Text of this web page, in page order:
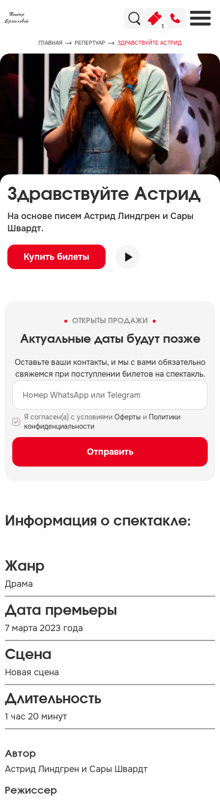
1
ГЛАВНАЯ РЕПЕРТУАР ЗДРАВСТВУЙТЕ АСТРИД
Здравствуйте Астрид
На основе писем Астрид Линдгрен и Сары
Швардт.
Купить билеты
ОТКРЫТЫ ПРОДАЖИ
Актуальные даты будут позже
Оставьте ваши контакты, и мы c вами обязательно
свяжемся при поступлении билетов на спектакль.
Отправить
Я согласен(а) с условиями Оферты и Политики
конфиденциальности
Информация о спектакле:
Жанр
Драма
Дата премьеры
7 марта 2023 года
Сцена
Новая сцена
Длительность
1 час 20 минут
Автор
Астрид Линдгрен и Сары Швардт
Режиссер